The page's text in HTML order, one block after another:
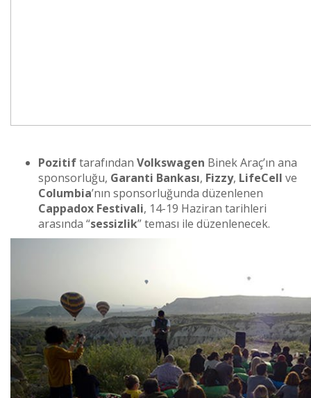
Pozitiftarafından Volkswagen Binek Araç’ın ana
sponsorluğu, Garanti Bankası, Fizzy, LifeCell ve
Columbia’nın sponsorluğunda düzenlenen
Cappadox Festivali, 14-19 Haziran tarihleri
arasında “sessizlik” teması ile düzenlenecek.